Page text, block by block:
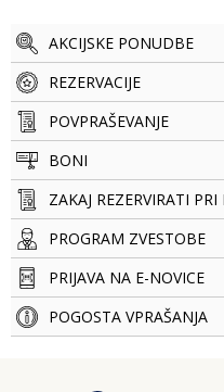
AKCIJSKE PONUDBE
REZERVACIJE
POVPRAŠEVANJE
BONI
ZAKAJ REZERVIRATI PRI
PROGRAM ZVESTOBE
PRIJAVA NA E-NOVICE
POGOSTA VPRAŠANJA